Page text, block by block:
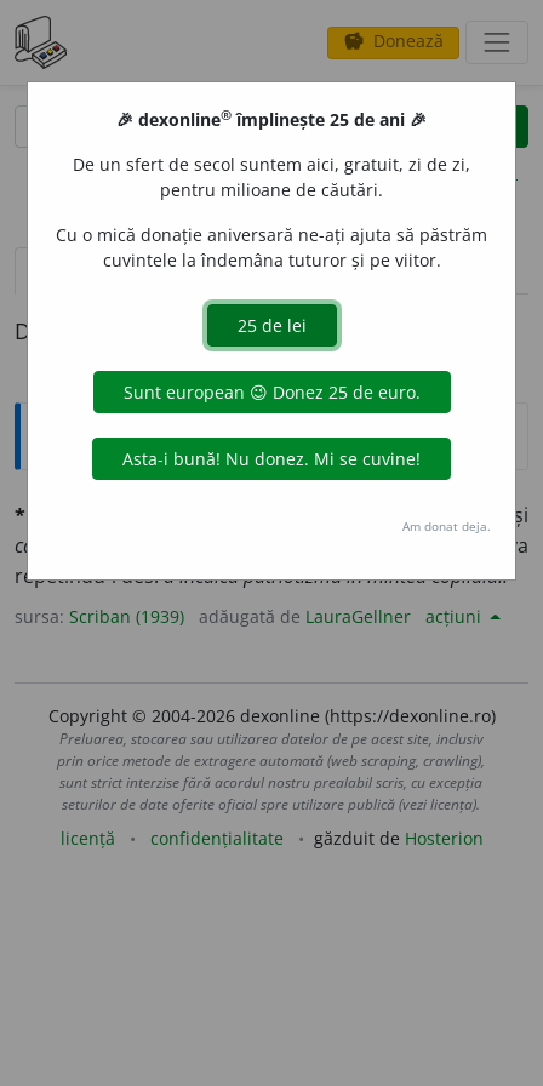
savings Donează
clear
opțiuni
definiții (1)
Definiția cu ID-ul 674996:
Explicative DEX
*incúlc,
în, și
calcare,
a călca). Întipăresc ceva în mintea cuĭva
repetîndu-ĭ des:a inculca patriotizmu în mintea copiluluĭ.
sursa: Scriban (1939) adăugată de LauraGellner acțiuni
Copyright © 2004-2026 dexonline (https://dexonline.ro)
Preluarea, stocarea sau utilizarea datelor de pe acest site, inclusiv
prin orice metode de extragere automată (web scraping, crawling),
sunt strict interzise fără acordul nostru prealabil scris, cu excepția
seturilor de date oferite oficial spre utilizare publică (vezi licența).
licență confidențialitate găzduit de Hosterion
🎉 dexonline® împlinește 25 de ani 🎉
De un sfert de secol suntem aici, gratuit, zi de zi,
pentru milioane de căutări.
Cu o mică donație aniversară ne-ați ajuta să păstrăm
cuvintele la îndemâna tuturor și pe viitor.
Am donat deja.